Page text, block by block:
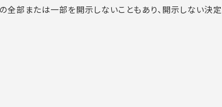
全部または一部を開示しないこともあり、開示しない決